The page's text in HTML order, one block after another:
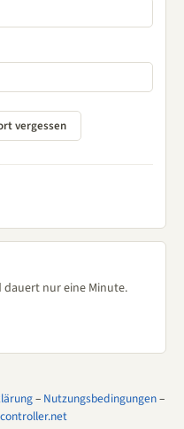
nur eine Minute.
– Nutzungsbedingungen–